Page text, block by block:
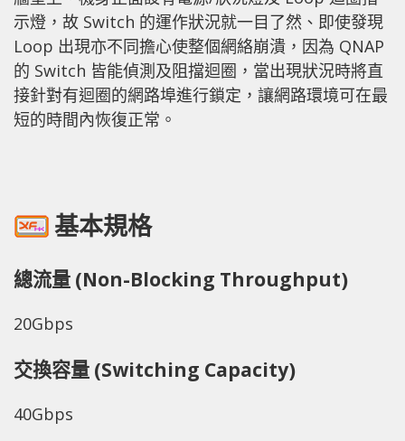
示燈，故 Switch 的運作狀況就一目了然、即使發現
Loop 出現亦不同擔心使整個網絡崩潰，因為 QNAP
的 Switch 皆能偵測及阻擋迴圈，當出現狀況時將直
接針對有迴圈的網路埠進行鎖定，讓網路環境可在最
短的時間內恢復正常。
基本規格
總流量 (Non-Blocking Throughput)
20Gbps
交換容量 (Switching Capacity)
40Gbps